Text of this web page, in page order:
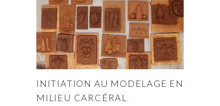
INITIATION AU MODELAGE EN
MILIEU CARCÉRAL